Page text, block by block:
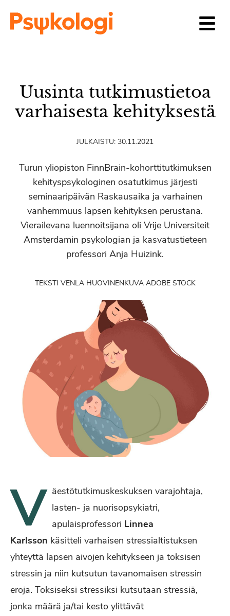
Uusinta tutkimustietoa
varhaisesta kehityksestä
JULKAISTU: 30.11.2021
Turun yliopiston FinnBrain-kohorttitutkimuksen
kehityspsykologinen osatutkimus järjesti
seminaaripäivän Raskausaika ja varhainen
vanhemmuus lapsen kehityksen perustana.
Vierailevana luennoitsijana oli Vrije Universiteit
Amsterdamin psykologian ja kasvatustieteen
professori Anja Huizink.
TEKSTI VENLA HUOVINENKUVA ADOBE STOCK
V äestötutkimuskeskuksen varajohtaja,
lasten- ja nuorisopsykiatri,
apulaisprofessori Linnea
Karlsson käsitteli varhaisen stressialtistuksen
yhteyttä lapsen aivojen kehitykseen ja toksisen
stressin ja niin kutsutun tavanomaisen stressin
eroja. Toksiseksi stressiksi kutsutaan stressiä,
jonka määrä ja/tai kesto ylittävät